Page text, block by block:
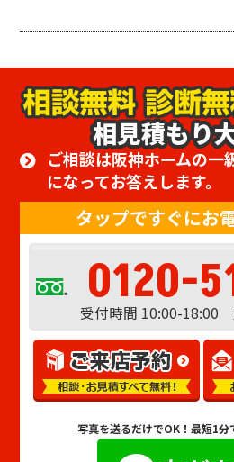
相見積もり
ご相談は阪神ホームの一
になってお答えします。
タップですぐにお
0120-
受付時間 10:00-18:00
写真を送るだけでOK！ 最短1分